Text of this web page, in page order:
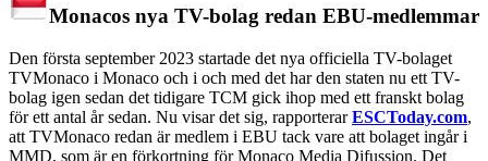
Monacos nya TV-bolag redan EBU-medlemmar
Den första september 2023 startade det nya officiella TV-bolaget
TVMonaco i Monaco och i och med det har den staten nu ett TV-
bolag igen sedan det tidigare TCM gick ihop med ett franskt bolag
för ett antal år sedan. Nu visar det sig, rapporterarESCToday.com,
att TVMonaco redan är medlem i EBU tack vare att bolaget ingår i
MMD, som är en förkortning för Monaco Media Difussion. Det